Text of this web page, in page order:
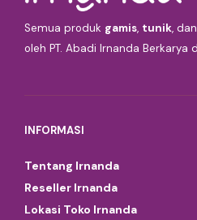
Semua produk gamis, tunik, dan
oleh PT. Abadi Irnanda Berkarya
INFORMASI
Tentang Irnanda
Reseller Irnanda
Lokasi Toko Irnanda